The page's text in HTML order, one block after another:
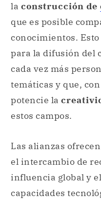
la construcción de
que es posible
conocimientos.
para la difusión del
cada vez más
temáticas y que,
potencie la
estos campos.
Las alianzas
el intercambio de
influencia global y
capacidades